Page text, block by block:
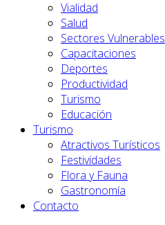
Vialidad
Salud
Sectores Vulnerables
Capacitaciones
Deportes
Productividad
Turismo
Educación
Turismo
Atractivos Turísticos
Festividades
Flora y Fauna
Gastronomía
Contacto